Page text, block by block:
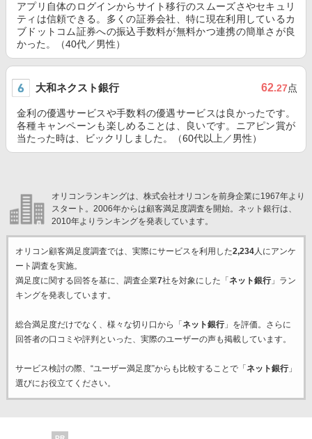
アプリ自体のログインからサイト移行のスムーズさやセキュリ
ティは信頼できる。多くの証券会社、特に現在利用しているカ
ブドットコム証券への振込手数料が無料かつ連携の簡単さが良
かった。（40代／男性）
大和ネクスト銀行 62.27点
金利の優遇サービスや手数料の優遇サービスは良かったです。
各種キャンペーンも楽しめることは、良いです。ニアピン賞が
当たった時は、ビックリしました。（60代以上／男性）
オリコンランキングは、株式会社オリコンを前身企業に1967年より
スタート。2006年からは顧客満足度調査を開始。ネット銀行は、
2010年よりランキングを発表しています。
オリコン顧客満足度調査では、実際にサービスを利用した2,234人にアンケ
ート調査を実施。
満足度に関する回答を基に、調査企業7社を対象にした「 ネット銀行」ラン
キングを発表しています。
総合満足度だけでなく、様々な切り口から「 ネット銀行」を評価。さらに
回答者の口コミや評判といった、実際のユーザーの声も掲載しています。
サービス検討の際、“ユーザー満足度”からも比較することで「 ネット銀行」
選びにお役立てください。